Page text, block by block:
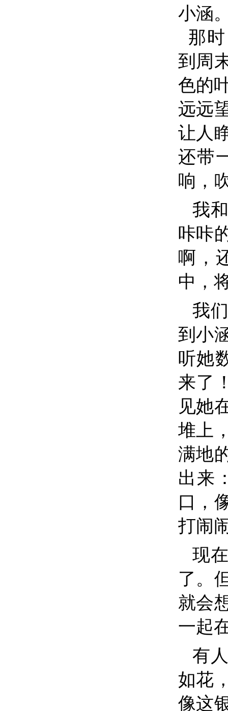
小涵
那
到周
色的
远远
让人
还带
响，
我
咔咔
啊，
中，
我
到小
听她
来了
见她
堆上
满地
出来
口，
打闹
现
了。
就会
一起
有
如花
像这